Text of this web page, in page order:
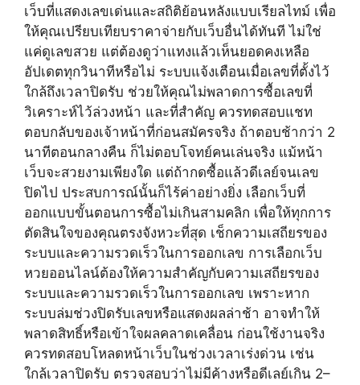
เว็บที่แสดงเลขเด่นและสถิติย้อนหลังแบบเรียลไทม์ เพื่อ
ให้คุณเปรียบเทียบราคาจ่ายกับเว็บอื่นได้ทันที ไม่ใช่
แค่ดูเลขสวย แต่ต้องดูว่าแทงแล้วเห็นยอดคงเหลือ
อัปเดตทุกวินาทีหรือไม่ ระบบแจ้งเตือนเมื่อเลขที่ตั้งไว้
ใกล้ถึงเวลาปิดรับ ช่วยให้คุณไม่พลาดการซื้อเลขที่
วิเคราะห์ไว้ล่วงหน้า และที่สำคัญ ควรทดสอบแชท
ตอบกลับของเจ้าหน้าที่ก่อนสมัครจริง ถ้าตอบช้ากว่า 2
นาทีตอนกลางคืน ก็ไม่ตอบโจทย์คนเล่นจริง แม้หน้า
เว็บจะสวยงามเพียงใด แต่ถ้ากดซื้อแล้วดีเลย์จนเลข
ปิดไป ประสบการณ์นั้นก็ไร้ค่าอย่างยิ่ง เลือกเว็บที่
ออกแบบขั้นตอนการซื้อไม่เกินสามคลิก เพื่อให้ทุกการ
ตัดสินใจของคุณตรงจังหวะที่สุด เช็กความเสถียรของ
ระบบและความรวดเร็วในการออกเลข การเลือกเว็บ
หวยออนไลน์ต้องให้ความสำคัญกับความเสถียรของ
ระบบและความรวดเร็วในการออกเลข เพราะหาก
ระบบล่มช่วงปิดรับเลขหรือแสดงผลล่าช้า อาจทำให้
พลาดสิทธิ์หรือเข้าใจผลคลาดเคลื่อน ก่อนใช้งานจริง
ควรทดสอบโหลดหน้าเว็บในช่วงเวลาเร่งด่วน เช่น
ใกล้เวลาปิดรับ ตรวจสอบว่าไม่มีค้างหรือดีเลย์เกิน 2–